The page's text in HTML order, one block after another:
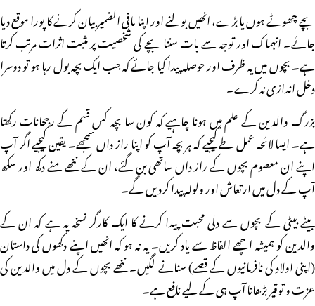
بچے چھوٹے ہوں یا بڑے، انھیں بولنے اور اپنا مافی الضمیر بیان کرنے کا پورا موقع دیا
جائے۔ انہماک اور توجہ سے بات سننا بچے کی شخصیت پر مثبت اثرات مرتب کرتا
ہے۔ بچوں میں یہ ظرف اور حوصلہ پیدا کیا جائے کہ جب ایک بچہ بول رہا ہو تو دوسرا
دخل اندازی نہ کرے۔
بزرگ والدین کے علم میں ہونا چاہیے کہ کون سا بچہ کس قسم کے رجحانات رکھتا
ہے۔ ایسا لائحہ عمل طے کیجیے کہ ہر بچہ آپ کو اپنا راز داں سمجھے۔ یقین کیجیے اگر آپ
اپنے ان معصوم بچوں کے راز داں ساتھی بن گئے، ان کے ننھے منے دکھ اور سکھ
آپ کے دل میں ارتعاش اور ولولہ پیدا کردیں گے۔
بیٹے بیٹی کے بچوں سے دلی محبت پیدا کرنے کا ایک کارگر نسخہ یہ ہے کہ ان کے
والدین کو ہمیشہ اچھے الفاظ سے یاد کریں۔ یہ نہ ہو کہ انھیں اپنے دکھوں کی داستان
(اپنی اولاد کی نافرمانیوں کے قصے) سنانے لگیں۔ ننھے بچوں کے دل میں والدین کی
عزت و توقیر بڑھانا آپ ہی کے لیے نافع ہے۔